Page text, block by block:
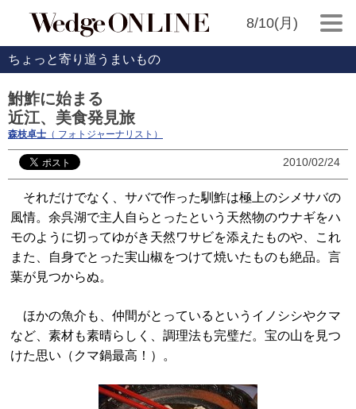
8/10(月)
ちょっと寄り道うまいもの
鮒鮓に始まる
近江、美食発見旅
森枝卓士 （ フォトジャーナリスト）
2010/02/24
それだけでなく、サバで作った馴鮓は極上のシメサバの
風情。余呉湖で主人自らとったという天然物のウナギをハ
モのように切ってゆがき天然ワサビを添えたものや、これ
また、自身でとった実山椒をつけて焼いたものも絶品。言
葉が見つからぬ。
ほかの魚介も、仲間がとっているというイノシシやクマ
など、素材も素晴らしく、調理法も完璧だ。宝の山を見つ
けた思い（クマ鍋最高！）。